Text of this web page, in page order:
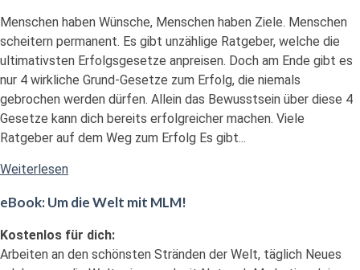
Menschen haben Wünsche, Menschen haben Ziele. Menschen
scheitern permanent. Es gibt unzählige Ratgeber, welche die
ultimativsten Erfolgsgesetze anpreisen. Doch am Ende gibt es
nur 4 wirkliche Grund-Gesetze zum Erfolg, die niemals
gebrochen werden dürfen. Allein das Bewusstsein über diese 4
Gesetze kann dich bereits erfolgreicher machen. Viele
Ratgeber auf dem Weg zum Erfolg Es gibt...
"Die
essentiellen
Grund-
Gesetze
zum
Weiterlesen
eBook: Um die Welt mit MLM!
Kostenlos für dich:
Arbeiten an den schönsten Stränden der Welt, täglich Neues